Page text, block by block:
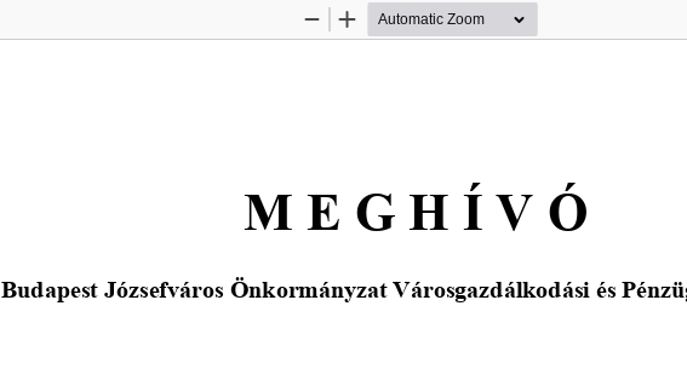
Zoom
Zoom
M E G H Í V Ó
Budapest Józsefváros Önkormányzat Városgazdálkodási és